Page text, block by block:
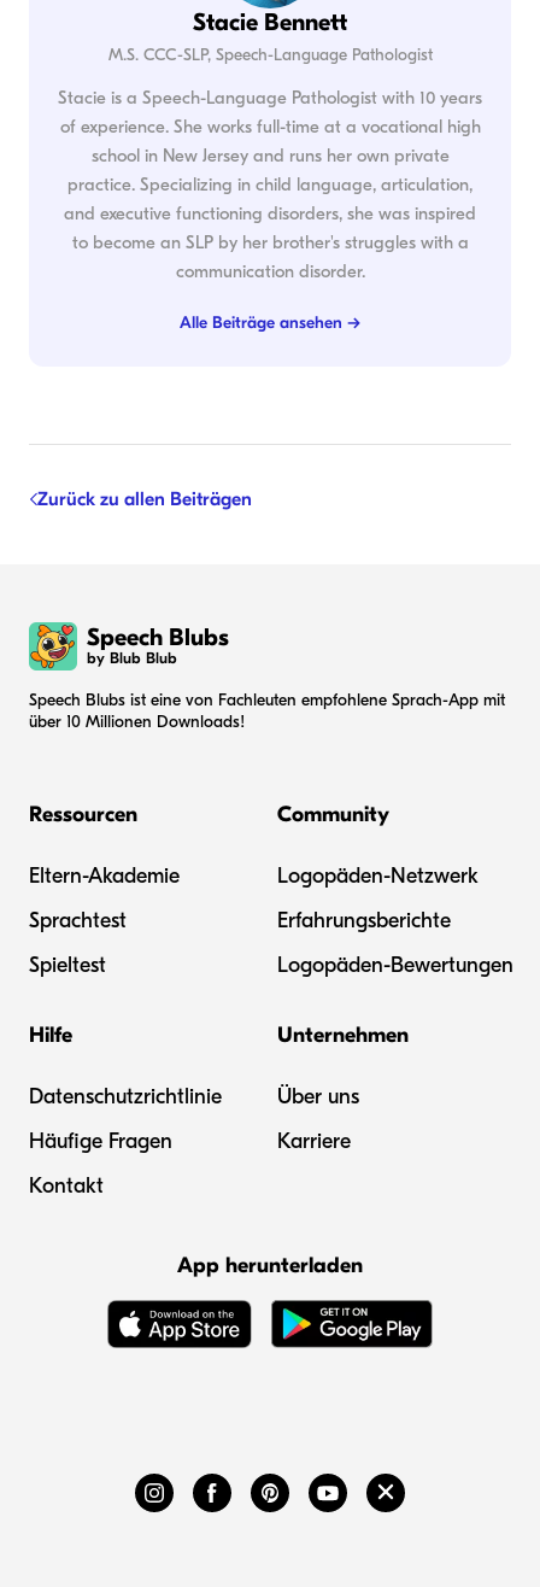
Stacie Bennett
M.S. CCC-SLP, Speech-Language Pathologist
Stacie is a Speech-Language Pathologist with 10 years
of experience. She works full-time at a vocational high
school in New Jersey and runs her own private
practice. Specializing in child language, articulation,
and executive functioning disorders, she was inspired
to become an SLP by her brother's struggles with a
communication disorder.
Alle Beiträge ansehen →
Zurück zu allen Beiträgen
Speech Blubs
by Blub Blub
Speech Blubs ist eine von Fachleuten empfohlene Sprach-App mit
über 10 Millionen Downloads!
Ressourcen
Eltern-Akademie
Sprachtest
Spieltest
Community
Logopäden-Netzwerk
Erfahrungsberichte
Logopäden-Bewertungen
Hilfe
Datenschutzrichtlinie
Häufige Fragen
Kontakt
Unternehmen
Über uns
Karriere
App herunterladen